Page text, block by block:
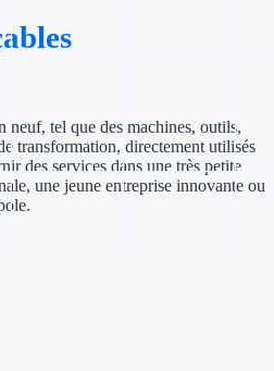
Prêts publics
neuf, tel que des machines, outils,
transformation, directement utilisés
des services dans une très petite
une jeune entreprise innovante ou